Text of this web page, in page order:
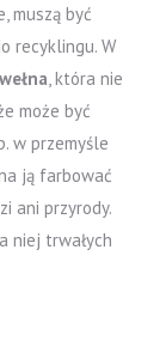
muszą być
recyklingu. W
, która nie
może być
w przemyśle
ją farbować
ani przyrody.
niej trwałych